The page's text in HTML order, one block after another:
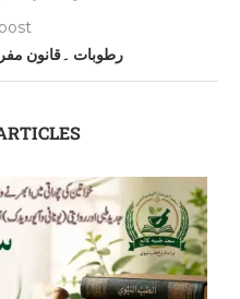
رطوبات ۔قانون